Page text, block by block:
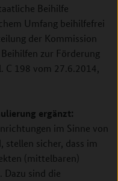
Beihilfe
Umfang beihilfefrei
der Kommission
zur Förderung
C 198 vom 27.6.2014,
ergänzt:
im Sinne von
stellen sicher, dass im
(mittelbaren)
sind die